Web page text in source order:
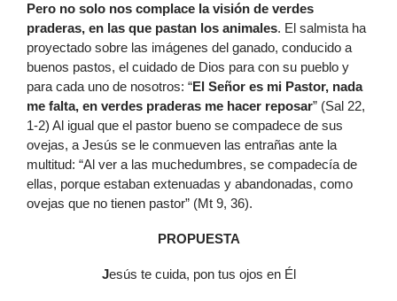
Pero no solo nos complace la visión de verdes
praderas, en las que pastan los animales. El salmista ha
proyectado sobre las imágenes del ganado, conducido a
buenos pastos, el cuidado de Dios para con su pueblo y
para cada uno de nosotros: “El Señor es mi Pastor, nada
me falta, en verdes praderas me hacer reposar” (Sal 22,
1-2) Al igual que el pastor bueno se compadece de sus
ovejas, a Jesús se le conmueven las entrañas ante la
multitud: “Al ver a las muchedumbres, se compadecía de
ellas, porque estaban extenuadas y abandonadas, como
ovejas que no tienen pastor” (Mt 9, 36).
PROPUESTA
Jesús te cuida, pon tus ojos en Él